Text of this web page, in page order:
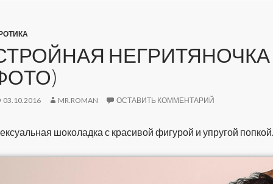
НЕГРИТЯНОЧКА
03.10.2016 MR.ROMAN ОСТАВИТЬ КОММЕНТАРИЙ
шоколадка с красивой фигурой и упругой попкой.